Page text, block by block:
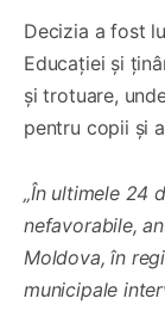
Decizia a fost
Educației și
și trotuare,
pentru copii și
„În ultimele 24
nefavorabile,
Moldova, în
municipale